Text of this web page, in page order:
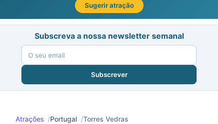
Sugerir atração
Subscreva a nossa newsletter semanal
Subscrever
Atrações Portugal Torres Vedras